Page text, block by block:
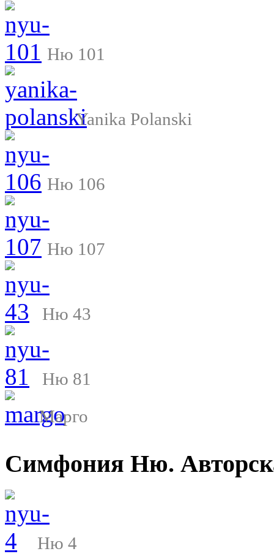
Ню 101
Yanika Polanski
Ню 106
Ню 107
Ню 43
Ню 81
Марго
Симфония Ню.
Ню 4